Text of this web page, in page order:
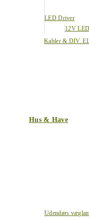
LED Driver
12V
Kabler & DIV.
Hus & Have
Udendørs